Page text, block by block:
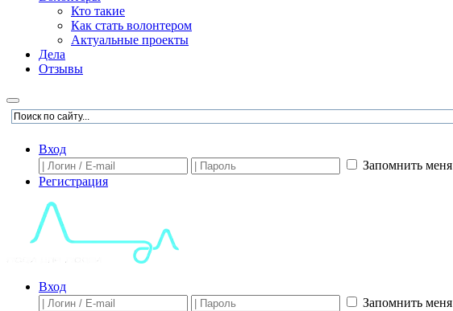
Кто такие
Как стать волонтером
Актуальные проекты
Дела
Отзывы
Вход
Запомнить меня
Регистрация
Вход
Запомнить меня